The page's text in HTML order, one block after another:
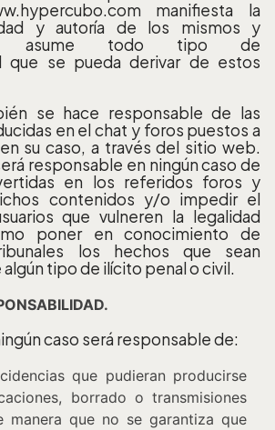
manifiesta la
y autoría de los mismos y
asume todo tipo de
que se pueda derivar de estos
se hace responsable de las
en el chat y foros puestos a
su caso, a través del sitio web.
responsable en ningún caso de
en los referidos foros y
contenidos y/o impedir el
que vulneren la legalidad
poner en conocimiento de
los hechos que sean
tipo de ilícito penal o civil.
caso será responsable de:
que pudieran producirse
borrado o transmisiones
manera que no se garantiza que